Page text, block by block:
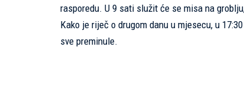
rasporedu. U 9 sati služit će se misa na
Kako je riječ o drugom danu u mjesecu, u
sve preminule.